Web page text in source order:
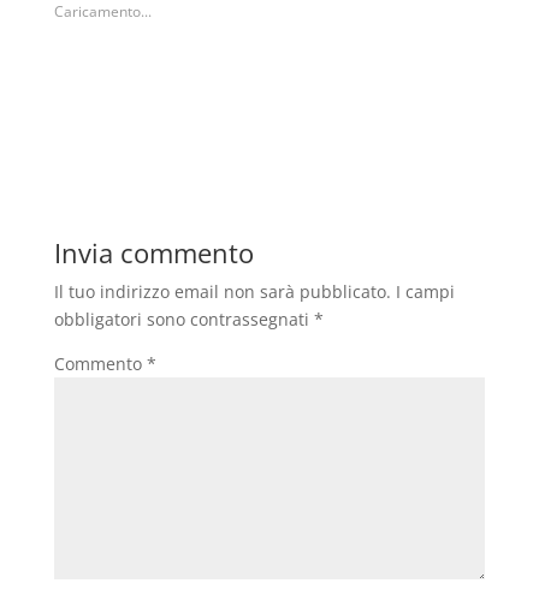
Caricamento...
Invia commento
Il tuo indirizzo email non sarà pubblicato. I campi
obbligatori sono contrassegnati *
Commento *